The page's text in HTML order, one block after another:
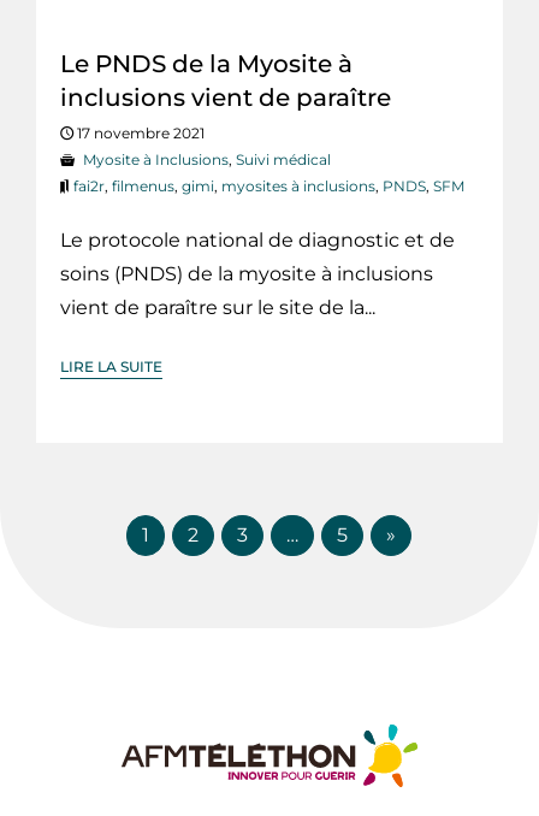
Le PNDS de la Myosite à
inclusions vient de paraître
17 novembre 2021
Myosite à Inclusions, Suivi médical
fai2r, filmenus, gimi, myosites à inclusions, PNDS, SFM
Le protocole national de diagnostic et de
soins (PNDS) de la myosite à inclusions
vient de paraître sur le site de la...
LIRE LA SUITE
1 2 3 … 5 »